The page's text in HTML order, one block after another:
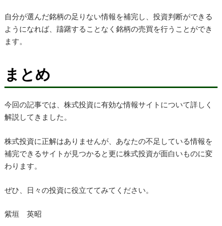
自分が選んだ銘柄の足りない情報を補完し、投資判断ができる
ようになれば、躊躇することなく銘柄の売買を行うことができ
ます。
まとめ
今回の記事では、株式投資に有効な情報サイトについて詳しく
解説してきました。
株式投資に正解はありませんが、あなたの不足している情報を
補完できるサイトが見つかると更に株式投資が面白いものに変
わります。
ぜひ、日々の投資に役立ててみてください。
紫垣 英昭